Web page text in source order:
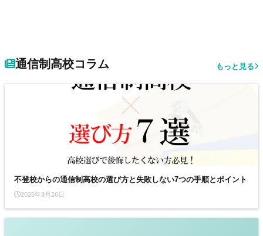
通信制高校コラム もっと見る
不登校からの通信制高校の選び方と失敗しない7つの手順とポイント
2026年3月26日